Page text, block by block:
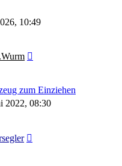
10:49
zum Einziehen
2022, 08:30